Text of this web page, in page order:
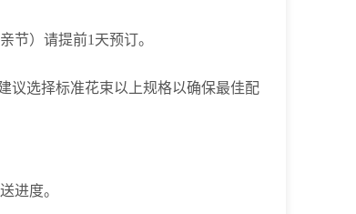
节）请提前1天预订。
议选择标准花束以上规格以确保最佳配
进度。